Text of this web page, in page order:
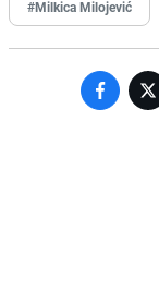
#Milkica Milojević